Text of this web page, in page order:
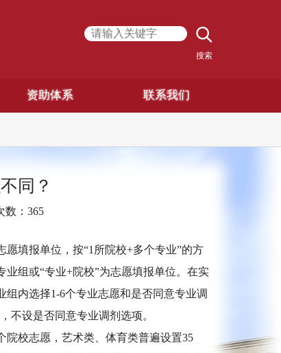
搜索
资助体系 联系我们
同？
数： 365
填报单位，按“1所院校+多个专业”的方
组或“专业+院校”为志愿填报单位。在实
内选择1-6个专业志愿和是否同意专业调
不设是否同意专业调剂选项。
校志愿，艺术类、体育类普遍设置35